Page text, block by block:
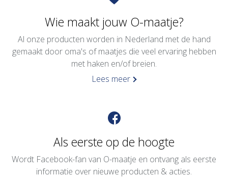
Wie maakt jouw O-maatje?
Al onze producten worden in Nederland met de hand
gemaakt door oma's of maatjes die veel ervaring hebben
met haken en/of breien.
Lees meer
Als eerste op de hoogte
Wordt Facebook-fan van O-maatje en ontvang als eerste
informatie over nieuwe producten & acties.